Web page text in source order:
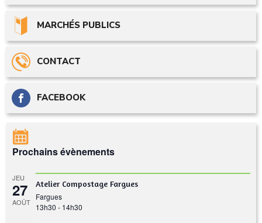
MARCHÉS PUBLICS
CONTACT
FACEBOOK
Prochains évènements
JEU
27
AOÛT
Atelier Compostage Fargues
Fargues
13h30 - 14h30